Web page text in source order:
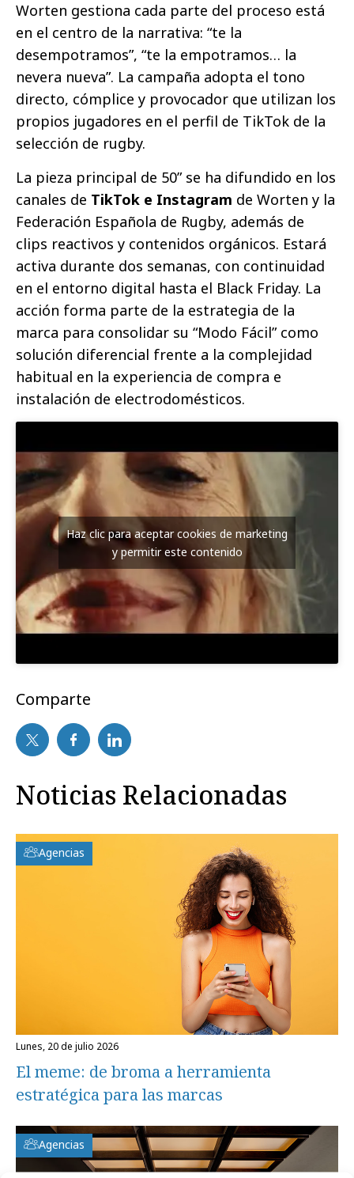
Worten gestiona cada parte del proceso está
en el centro de la narrativa: “te la
desempotramos”, “te la empotramos… la
nevera nueva”. La campaña adopta el tono
directo, cómplice y provocador que utilizan los
propios jugadores en el perfil de TikTok de la
selección de rugby.
La pieza principal de 50” se ha difundido en los
canales de TikTok e Instagram de Worten y la
Federación Española de Rugby, además de
clips reactivos y contenidos orgánicos. Estará
activa durante dos semanas, con continuidad
en el entorno digital hasta el Black Friday. La
acción forma parte de la estrategia de la
marca para consolidar su “Modo Fácil” como
solución diferencial frente a la complejidad
habitual en la experiencia de compra e
instalación de electrodomésticos.
Haz clic para aceptar cookies de marketing
y permitir este contenido
Comparte
Noticias Relacionadas
Agencias
lunes, 20 de julio 2026
El meme: de broma a herramienta
estratégica para las marcas
Agencias